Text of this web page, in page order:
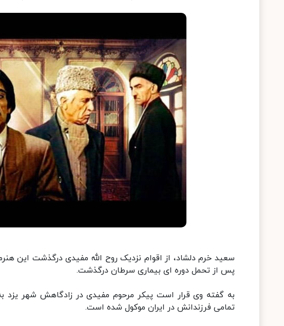
سعید خرم دلشاد، از اقوام نزدیک روح الله مفیدی‌ درگذشت این
پس از تحمل دوره ای بیماری سرطان درگذشت.
به گفته وی قرار است پیکر مرحوم مفیدی در زادگاهش شهر یزد
تمامی فرزندانش در ایران موکول شده است.